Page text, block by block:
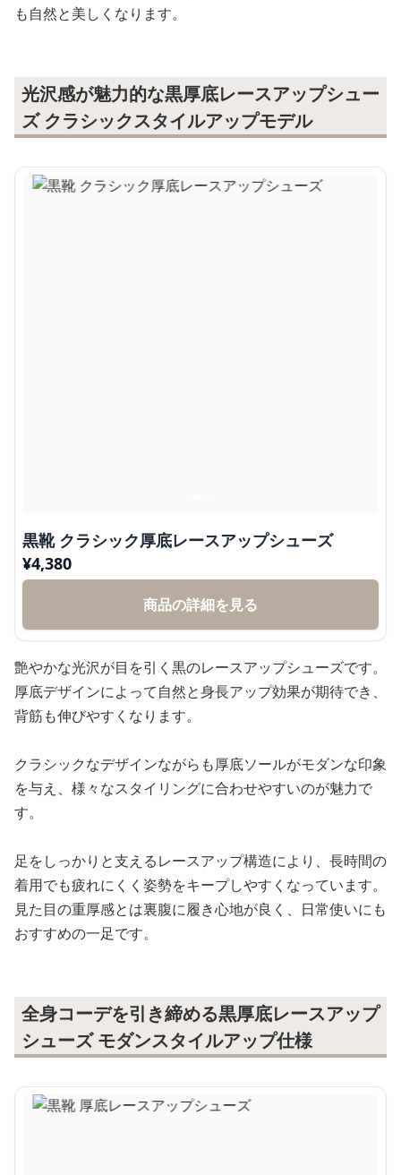
も自然と美しくなります。
光沢感が魅力的な黒厚底レースアップシュー
ズ クラシックスタイルアップモデル
黒靴 クラシック厚底レースアップシューズ
¥4,380
商品の詳細を見る
艶やかな光沢が目を引く黒のレースアップシューズです。
厚底デザインによって自然と身長アップ効果が期待でき、
背筋も伸びやすくなります。
クラシックなデザインながらも厚底ソールがモダンな印象
を与え、様々なスタイリングに合わせやすいのが魅力で
す。
足をしっかりと支えるレースアップ構造により、長時間の
着用でも疲れにくく姿勢をキープしやすくなっています。
見た目の重厚感とは裏腹に履き心地が良く、日常使いにも
おすすめの一足です。
全身コーデを引き締める黒厚底レースアップ
シューズ モダンスタイルアップ仕様